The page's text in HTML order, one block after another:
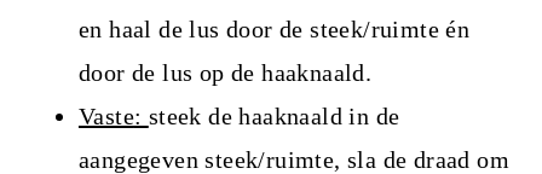
en haal de lus door de steek/ruimte én
door de lus op de haaknaald.
Vaste: steek de haaknaald in de
aangegeven steek/ruimte, sla de draad om